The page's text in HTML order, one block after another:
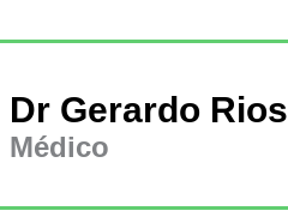
Dr Gerardo Rios
Médico